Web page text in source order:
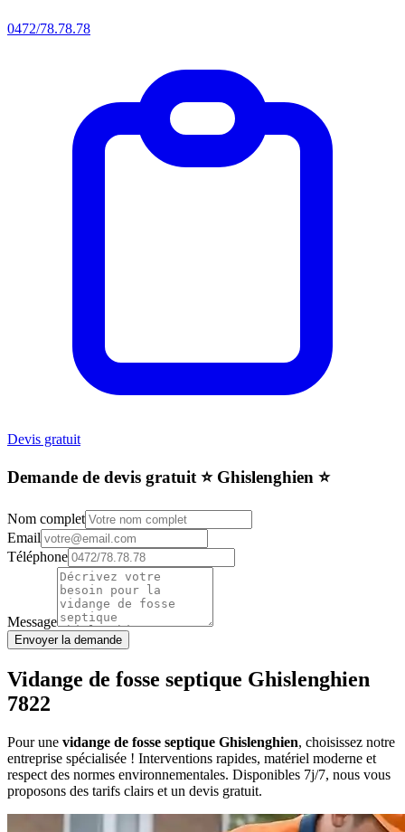
0472/78.78.78
Devis gratuit
Demande de devis gratuit ⭐️ Ghislenghien ⭐️
Nom complet
Email
Téléphone
Message
Envoyer la demande
Vidange de fosse septique Ghislenghien
7822
Pour une vidange de fosse septique Ghislenghien, choisissez notre
entreprise spécialisée ! Interventions rapides, matériel moderne et
respect des normes environnementales. Disponibles 7j/7, nous vous
proposons des tarifs clairs et un devis gratuit.